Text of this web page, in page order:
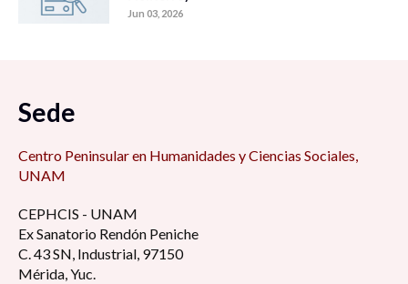
Jun 03, 2026
Sede
Centro Peninsular en Humanidades y Ciencias Sociales,
UNAM
CEPHCIS - UNAM
Ex Sanatorio Rendón Peniche
C. 43 SN, Industrial, 97150
Mérida, Yuc.